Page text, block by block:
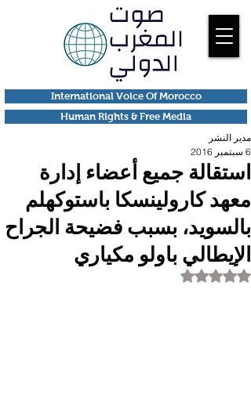
Human Rights & Free Media
International Voice Of Morocco
استقالة جميع أعضاء إدارة
معهد كارولينسكا باستوكهلم
بالسويد، بسبب فضيحة الجراح
الإيطالي باولو مكياري
مدير النشر
6 سبتمبر 2016
تم التقييم بـ ليس رقمًا من أصل 5 نجوم.